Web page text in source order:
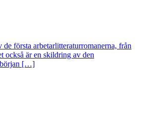
de första arbetarlitteraturromanerna, från
också är en skildring av den
början […]